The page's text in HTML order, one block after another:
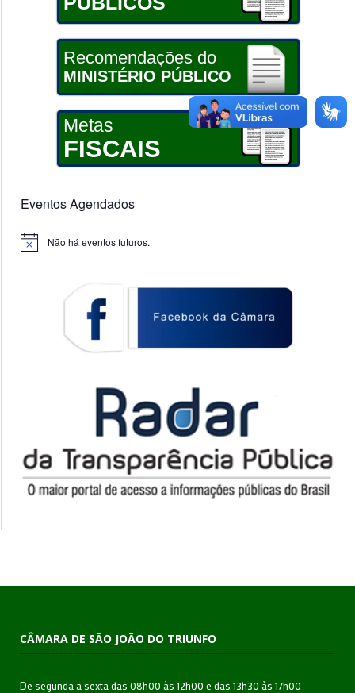
Recomendações do
MINISTÉRIO PÚBLICO
Metas
FISCAIS
Eventos Agendados
Notice Não há eventos futuros.
CÂMARA DE SÃO JOÃO DO TRIUNFO
De segunda a sexta das 08h00 às 12h00 e das 13h30 às 17h00